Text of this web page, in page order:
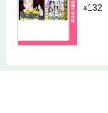
132